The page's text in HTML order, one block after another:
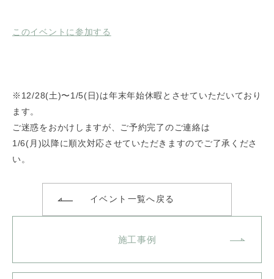
このイベントに参加する
※12/28(土)〜1/5(日)は年末年始休暇とさせていただいており
ます。
ご迷惑をおかけしますが、ご予約完了のご連絡は
1/6(月)以降に順次対応させていただきますのでご了承くださ
い。
イベント一覧へ戻る
施工事例